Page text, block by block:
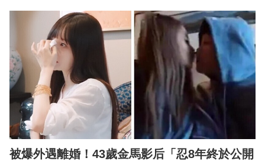
被爆外遇離婚！43歲金馬影后「忍8年終於公開